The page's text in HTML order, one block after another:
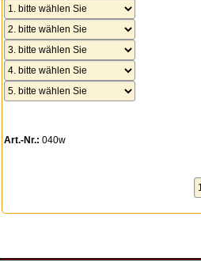
Art.-Nr.: 040w